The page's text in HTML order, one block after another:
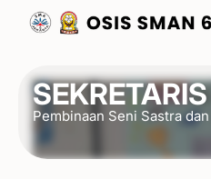
Pembinaan Seni Sastra